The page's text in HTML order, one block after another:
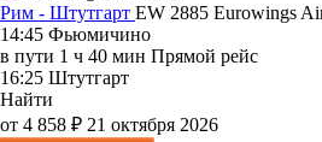
Рим - Штутгарт EW 2885 Eurowings
14:45 Фьюмичино
в пути 1 ч 40 мин Прямой рейс
16:25 Штутгарт
Найти
от 4 858 ₽ 21 октября 2026